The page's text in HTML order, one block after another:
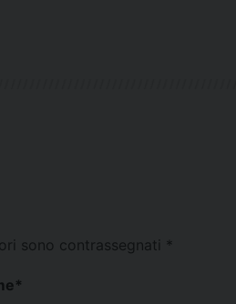
sono contrassegnati *
*